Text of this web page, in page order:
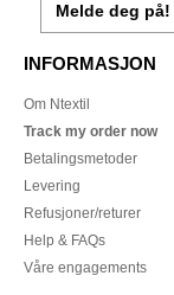
Melde deg på!
INFORMASJON
Om Ntextil
Track my order now
Betalingsmetoder
Levering
Refusjoner/returer
Help & FAQs
Våre engagements